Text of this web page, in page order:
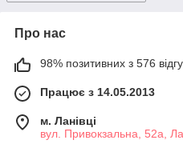
Про нас
98% позитивних з 576
Працює з 14.05.2013
м. Ланівці
вул. Привокзальна, 52а,